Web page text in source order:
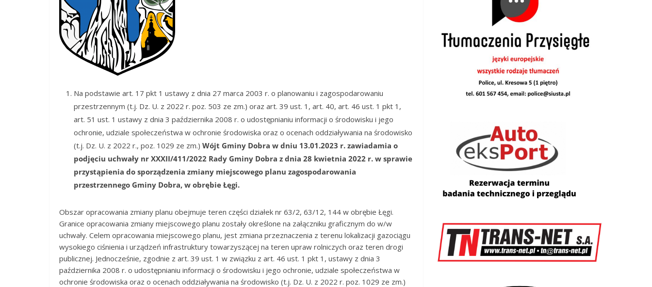
Na podstawie art. 17 pkt 1 ustawy z dnia 27 marca 2003 r. o planowaniu i zagospodarowaniu
przestrzennym (t.j. Dz. U. z 2022 r. poz. 503 ze zm.) oraz art. 39 ust. 1, art. 40, art. 46 ust. 1 pkt 1,
art. 51 ust. 1 ustawy z dnia 3 października 2008 r. o udostępnianiu informacji o środowisku i jego
ochronie, udziale społeczeństwa w ochronie środowiska oraz o ocenach oddziaływania na środowisko
(t.j. Dz. U. z 2022 r., poz. 1029 ze zm.) Wójt Gminy Dobra w dniu 13.01.2023 r. zawiadamia o
podjęciu uchwały nr XXXII/411/2022 Rady Gminy Dobra z dnia 28 kwietnia 2022 r. w sprawie
przystąpienia do sporządzenia zmiany miejscowego planu zagospodarowania
przestrzennego Gminy Dobra, w obrębie Łęgi.
Obszar opracowania zmiany planu obejmuje teren części działek nr 63/2, 63/12, 144 w obrębie Łęgi.
Granice opracowania zmiany miejscowego planu zostały określone na załączniku graficznym do w/w
uchwały. Celem opracowania miejscowego planu, jest zmiana przeznaczenia z terenu lokalizacji gazociągu
wysokiego ciśnienia i urządzeń infrastruktury towarzyszącej na teren upraw rolniczych oraz teren drogi
publicznej. Jednocześnie, zgodnie z art. 39 ust. 1 w związku z art. 46 ust. 1 pkt 1, ustawy z dnia 3
października 2008 r. o udostępnianiu informacji o środowisku i jego ochronie, udziale społeczeństwa w
ochronie środowiska oraz o ocenach oddziaływania na środowisko (t.j. Dz. U. z 2022 r. poz. 1029 ze zm.)